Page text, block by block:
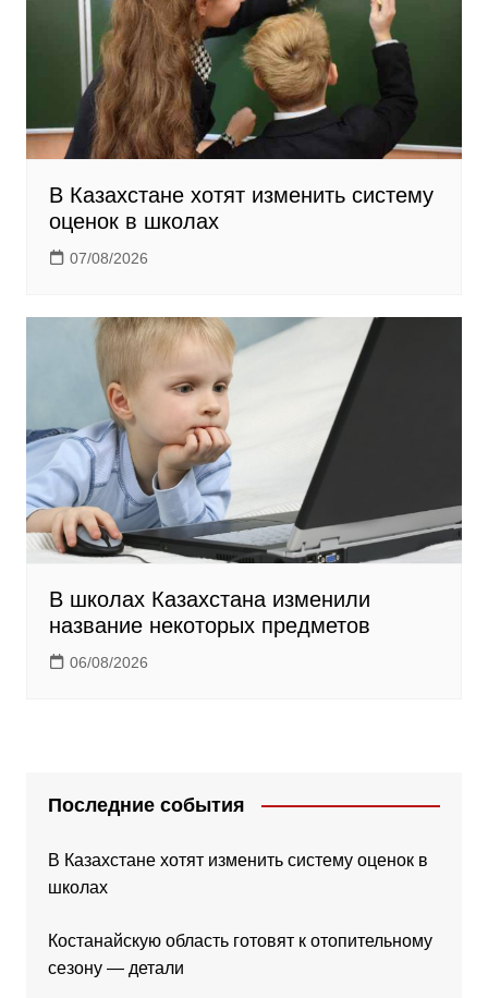
В Казахстане хотят изменить систему
оценок в школах
07/08/2026
В школах Казахстана изменили
название некоторых предметов
06/08/2026
Последние события
В Казахстане хотят изменить систему оценок в
школах
Костанайскую область готовят к отопительному
сезону — детали